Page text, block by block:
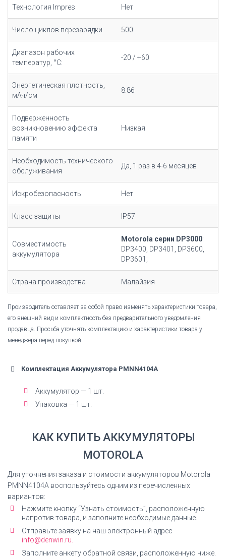
Технология Impres Нет
Число циклов перезарядки 500
Диапазон рабочих
температур, °С:
-20 / +60
Энергетическая плотность,
мАч/cм
8.86
Подверженность
возникновению эффекта
памяти
Низкая
Необходимость технического
обслуживания
Да, 1 раз в 4-6 месяцев
Искробезопасность Нет
Класс защиты IP57
Совместимость
аккумулятора
Motorola серии DP3000:
DP3400, DP3401, DP3600,
DP3601;
Страна производства Малайзия
Производитель оставляет за собой право изменять характеристики товара,
его внешний вид и комплектность без предварительного уведомления
продавца. Просьба уточнять комплектацию и характеристики товара у
менеджера перед покупкой.
Комплектация Аккумулятора PMNN4104A
Аккумулятор — 1 шт.
Упаковка — 1 шт.
КАК КУПИТЬ АККУМУЛЯТОРЫ
MOTOROLA
Для уточнения заказа и стоимости аккумуляторов Motorola
PMNN4104A воспользуйтесь одним из перечисленных
вариантов:
Нажмите кнопку “Узнать стоимость”, расположенную
напротив товара, и заполните необходимые данные.
Отправьте заявку на наш электронный адрес
info@denwin.ru.
Заполните анкету обратной связи, расположенную ниже.